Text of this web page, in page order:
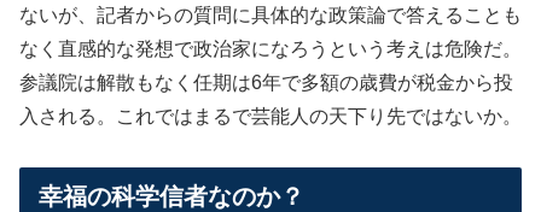
ないが、記者からの質問に具体的な政策論で答えることも
なく直感的な発想で政治家になろうという考えは危険だ。
参議院は解散もなく任期は6年で多額の歳費が税金から投
入される。これではまるで芸能人の天下り先ではないか。
幸福の科学信者なのか？